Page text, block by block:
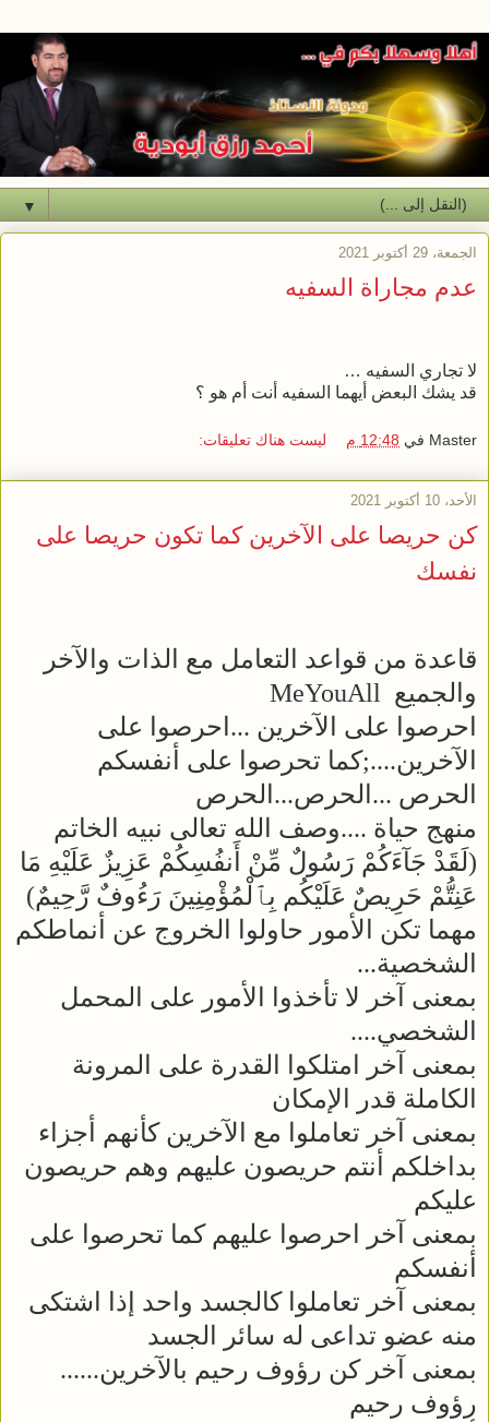
▼
الجمعة، 29 أكتوبر 2021
عدم مجاراة السفيه
لا تجاري السفيه …
قد يشك البعض أيهما السفيه أنت أم هو ؟
Master في 12:48 م ليست هناك تعليقات:
الأحد، 10 أكتوبر 2021
كن حريصا على الآخرين كما تكون حريصا على
نفسك
قاعدة من قواعد التعامل مع الذات والآخر
والجميع MeYouAll
احرصوا على الآخرين ...احرصوا على
الآخرين....;كما تحرصوا على أنفسكم
الحرص ...الحرص...الحرص
منهج حياة ....وصف الله تعالى نبيه الخاتم
(لَقَدْ جَآءَكُمْ رَسُولٌ مِّنْ أَنفُسِكُمْ عَزِيزٌ عَلَيْهِ مَا
عَنِتُّمْ حَرِيصٌ عَلَيْكُم بِٱلْمُؤْمِنِينَ رَءُوفٌ رَّحِيمٌ)
مهما تكن الأمور حاولوا الخروج عن أنماطكم
الشخصية...
بمعنى آخر لا تأخذوا الأمور على المحمل
الشخصي....
بمعنى آخر امتلكوا القدرة على المرونة
الكاملة قدر الإمكان
بمعنى آخر تعاملوا مع الآخرين كأنهم أجزاء
بداخلكم أنتم حريصون عليهم وهم حريصون
عليكم
بمعنى آخر احرصوا عليهم كما تحرصوا على
أنفسكم
بمعنى آخر تعاملوا كالجسد واحد إذا اشتكى
منه عضو تداعى له سائر الجسد
بمعنى آخر كن رؤوف رحيم بالآخرين......
رؤوف رحيم